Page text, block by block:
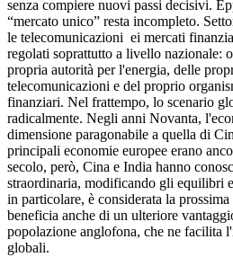
senza compiere nuovi passi decisivi.
“mercato unico” resta incompleto.
le telecomunicazioni ei mercati
regolati soprattutto a livello nazionale:
propria autorità per l'energia, delle
telecomunicazioni e del proprio
finanziari. Nel frattempo, lo scenario
radicalmente. Negli anni Novanta,
dimensione paragonabile a quella di
principali economie europee erano
secolo, però, Cina e India hanno
straordinaria, modificando gli equilibri
in particolare, è considerata la
beneficia anche di un ulteriore
popolazione anglofona, che ne facilita
globali.